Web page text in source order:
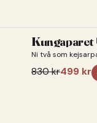
Kungaparet
Ni två som
830kr499 kr